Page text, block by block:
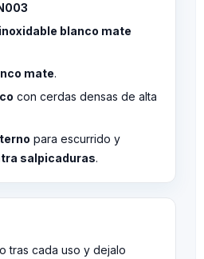
blanco mate
mate.
con cerdas densas de alta
para escurrido y
salpicaduras.
tras cada uso y dejalo